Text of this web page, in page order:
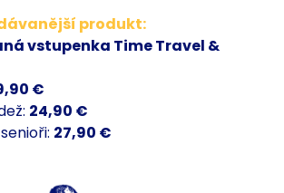
produkt:
vstupenka Time Travel &
€
24,90 €
27,90 €